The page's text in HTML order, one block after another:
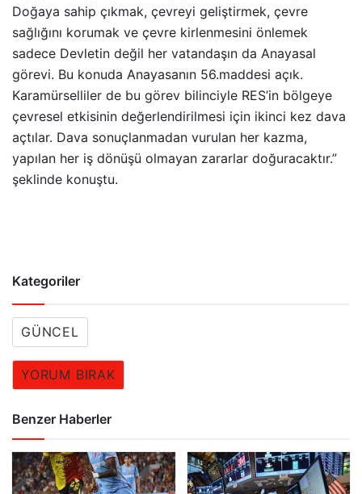
Doğaya sahip çıkmak, çevreyi geliştirmek, çevre
sağlığını korumak ve çevre kirlenmesini önlemek
sadece Devletin değil her vatandaşın da Anayasal
görevi. Bu konuda Anayasanın 56.maddesi açık.
Karamürselliler de bu görev bilinciyle RES’in bölgeye
çevresel etkisinin değerlendirilmesi için ikinci kez dava
açtılar. Dava sonuçlanmadan vurulan her kazma,
yapılan her iş dönüşü olmayan zararlar doğuracaktır.”
şeklinde konuştu.
Kategoriler
GÜNCEL
YORUM BIRAK
Benzer Haberler